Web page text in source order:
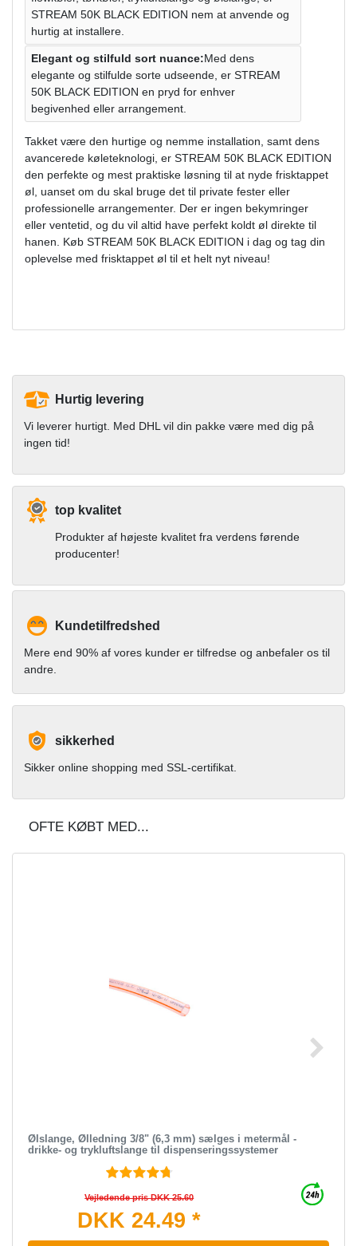
STREAM 50K BLACK EDITION nem at anvende og
hurtig at installere.
Elegant og stilfuld sort nuance:Med dens
elegante og stilfulde sorte udseende, er STREAM
50K BLACK EDITION en pryd for enhver
begivenhed eller arrangement.
Takket være den hurtige og nemme installation, samt dens
avancerede køleteknologi, er STREAM 50K BLACK EDITION
den perfekte og mest praktiske løsning til at nyde frisktappet
øl, uanset om du skal bruge det til private fester eller
professionelle arrangementer. Der er ingen bekymringer
eller ventetid, og du vil altid have perfekt koldt øl direkte til
hanen. Køb STREAM 50K BLACK EDITION i dag og tag din
oplevelse med frisktappet øl til et helt nyt niveau!
Hurtig levering
Vi leverer hurtigt. Med DHL vil din pakke være med dig på
ingen tid!
top kvalitet
Produkter af højeste kvalitet fra verdens førende
producenter!
Kundetilfredshed
Mere end 90% af vores kunder er tilfredse og anbefaler os til
andre.
sikkerhed
Sikker online shopping med SSL-certifikat.
OFTE KØBT MED...
Ølslange, Ølledning 3/8" (6,3 mm) sælges i metermål -
drikke- og trykluftslange til dispenseringssystemer
Vejledende pris DKK 25.60
DKK 24.49 *